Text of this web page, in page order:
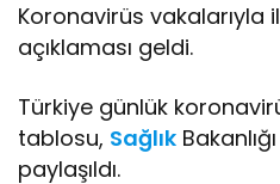
Koronavirüs vakalarıyla
açıklaması geldi.
Türkiye günlük
tablosu, Sağlık
paylaşıldı.